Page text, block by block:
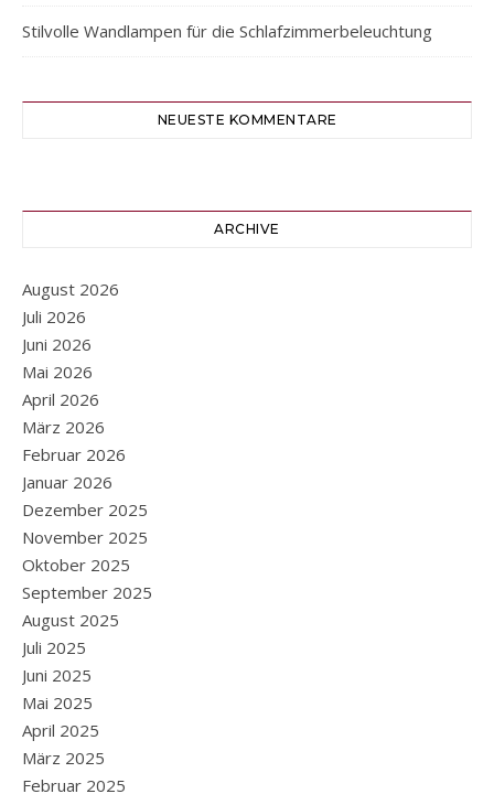
Stilvolle Wandlampen für die Schlafzimmerbeleuchtung
NEUESTE KOMMENTARE
ARCHIVE
August 2026
Juli 2026
Juni 2026
Mai 2026
April 2026
März 2026
Februar 2026
Januar 2026
Dezember 2025
November 2025
Oktober 2025
September 2025
August 2025
Juli 2025
Juni 2025
Mai 2025
April 2025
März 2025
Februar 2025